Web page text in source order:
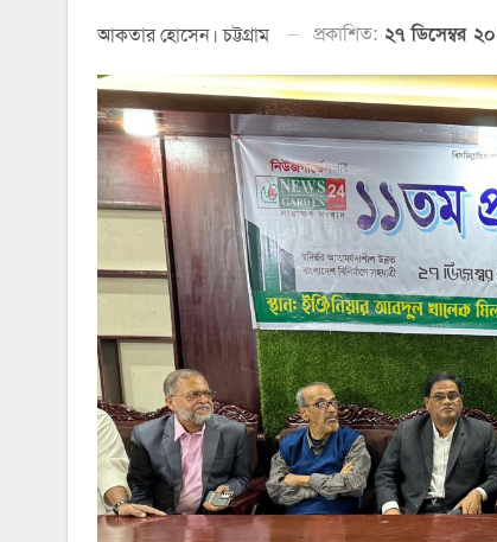
আকতার হোসেন। চট্টগ্রাম প্রকাশিত: ২৭ ডিসেম্বর